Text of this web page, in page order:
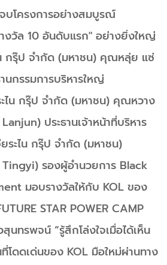
บโครงการอย่างสมบูรณ์
งวัล 10 อันดับแรก" อย่างยิ่งใหญ่
กรุ๊ป จำกัด (มหาชน) คุณหลุ่ย แซ่
นกรรมการบริหารใหญ่
ไน กรุ๊ป จำกัด (มหาชน) คุณหวาง
ประธานเจ้าหน้าที่บริหาร
ระไน กรุ๊ป จำกัด (มหาชน)
รองผู้อำนวยการ Black
มอบรางวัลให้กับ KOL ของ
STAR POWER CAMP
นทรพจน์ “รู้สึกโล่งใจเมื่อได้เห็น
โดดเด่นของ KOL มือใหม่ผ่านทาง